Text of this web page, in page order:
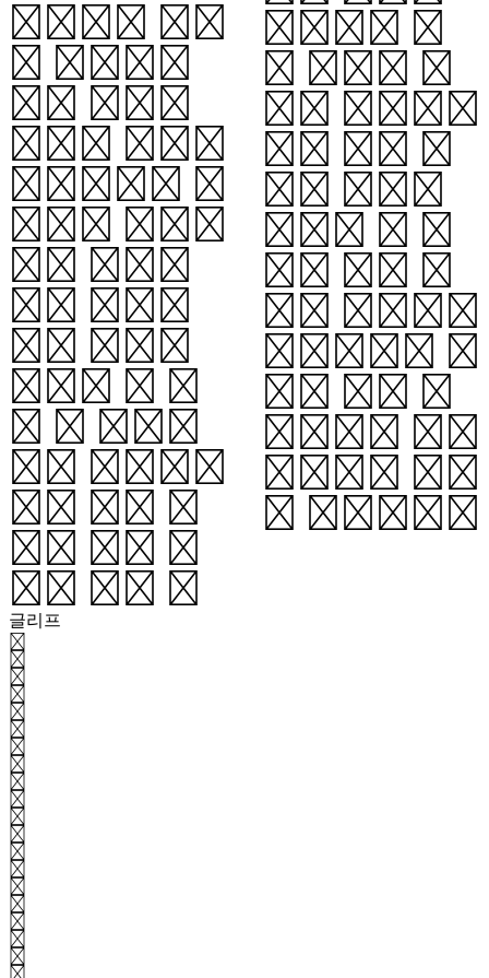
번’처럼 문제
와 짝지어져
어느 단어를
채워야 하는지
알려준다. 풀
이자는 주어진
가로 힌트와
세로 힌트를
보고 정답을
추리해 한 칸
에 한 글자씩
적어 넣는다.
이때 가로 단
어와 세로 단
어는 특정 칸
자동으로 알
수 있어, 힌
트가 애매하더
라도 교차 관
계를 이용해
추리할 수 있
다. 모든 흰
칸이 채워지고
가로·세로 단
어가 모두 논
리적으로 맞아
떨어지면 퍼즐
이 완성된다.
글리프
가
각
간
갈
감
개
거
건
것
게
결
경
계
고
골
곳
과
관
교
구